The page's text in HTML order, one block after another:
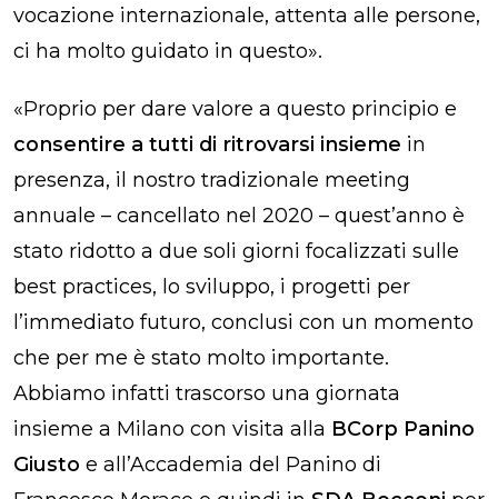
vocazione internazionale, attenta alle persone,
ci ha molto guidato in questo».
«Proprio per dare valore a questo principio e
consentire a tutti di ritrovarsi insieme in
presenza, il nostro tradizionale meeting
annuale – cancellato nel 2020 – quest’anno è
stato ridotto a due soli giorni focalizzati sulle
best practices, lo sviluppo, i progetti per
l’immediato futuro, conclusi con un momento
che per me è stato molto importante.
Abbiamo infatti trascorso una giornata
insieme a Milano con visita alla BCorp Panino
Giusto e all’Accademia del Panino di